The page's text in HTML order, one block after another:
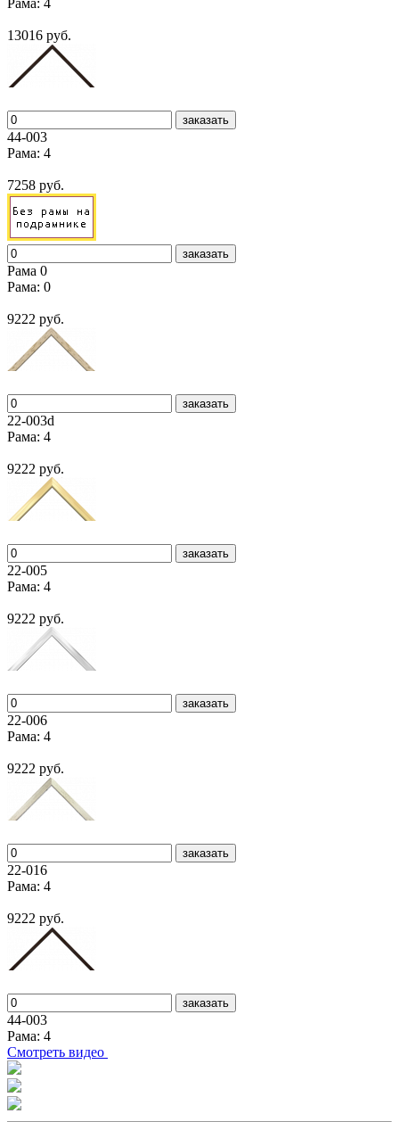
Рама: 4
13016 руб.
заказать
44-003
Рама: 4
7258 руб.
заказать
Рама 0
Рама: 0
9222 руб.
заказать
22-003d
Рама: 4
9222 руб.
заказать
22-005
Рама: 4
9222 руб.
заказать
22-006
Рама: 4
9222 руб.
заказать
22-016
Рама: 4
9222 руб.
заказать
44-003
Рама: 4
Cмотреть видео